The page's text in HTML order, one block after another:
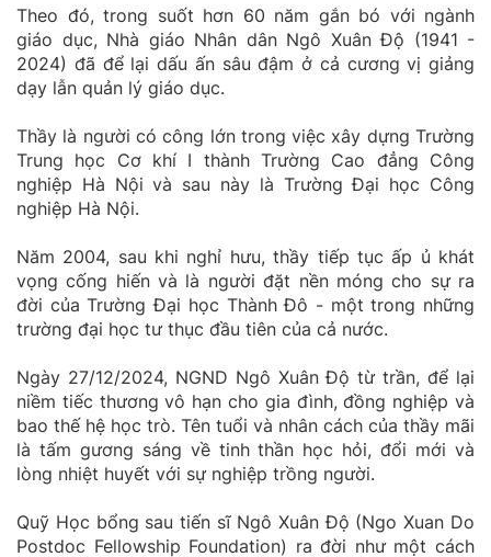
Theo đó, trong suốt hơn 60 năm gắn bó với ngành
giáo dục, Nhà giáo Nhân dân Ngô Xuân Độ (1941 -
2024) đã để lại dấu ấn sâu đậm ở cả cương vị giảng
dạy lẫn quản lý giáo dục.
Thầy là người có công lớn trong việc xây dựng Trường
Trung học Cơ khí I thành Trường Cao đẳng Công
nghiệp Hà Nội và sau này là Trường Đại học Công
nghiệp Hà Nội.
Năm 2004, sau khi nghỉ hưu, thầy tiếp tục ấp ủ khát
vọng cống hiến và là người đặt nền móng cho sự ra
đời của Trường Đại học Thành Đô - một trong những
trường đại học tư thục đầu tiên của cả nước.
Ngày 27/12/2024, NGND Ngô Xuân Độ từ trần, để lại
niềm tiếc thương vô hạn cho gia đình, đồng nghiệp và
bao thế hệ học trò. Tên tuổi và nhân cách của thầy mãi
là tấm gương sáng về tinh thần học hỏi, đổi mới và
lòng nhiệt huyết với sự nghiệp trồng người.
Quỹ Học bổng sau tiến sĩ Ngô Xuân Độ (Ngo Xuan Do
Postdoc Fellowship Foundation) ra đời như một cách